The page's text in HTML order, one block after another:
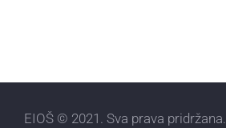
EIOŠ © 2021. Sva prava pridržana.